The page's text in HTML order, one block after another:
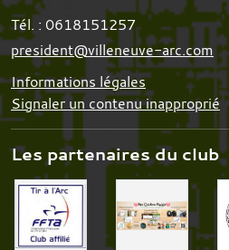
Tél. : 0618151257
president@villeneuve-arc.com
Informations légales
Signaler un contenu inapproprié
Les partenaires du club